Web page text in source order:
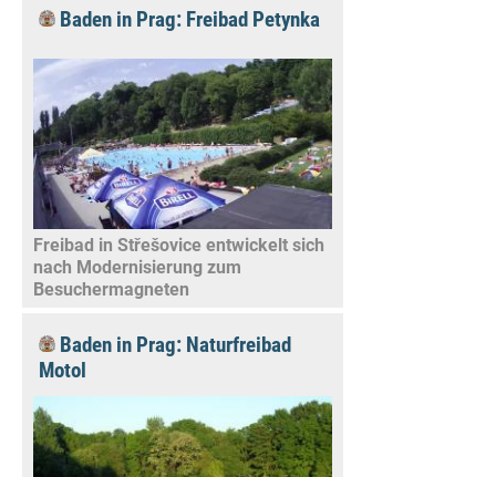
Baden in Prag: Freibad Petynka
Freibad in Střešovice entwickelt sich
nach Modernisierung zum
Besuchermagneten
Baden in Prag: Naturfreibad
Motol